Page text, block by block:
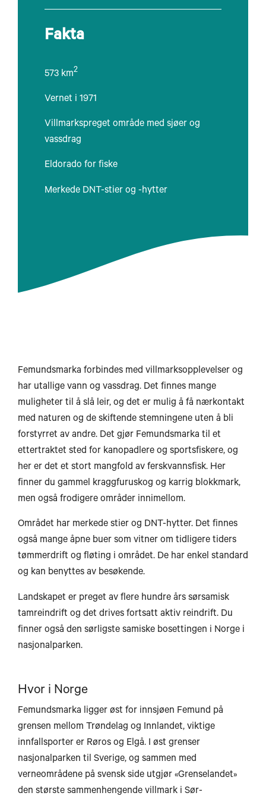
Fakta
573 km2
Vernet i 1971
Villmarkspreget område med sjøer og
vassdrag
Eldorado for fiske
Merkede DNT-stier og -hytter
Femundsmarka forbindes med villmarksopplevelser og
har utallige vann og vassdrag. Det finnes mange
muligheter til å slå leir, og det er mulig å få nærkontakt
med naturen og de skiftende stemningene uten å bli
forstyrret av andre. Det gjør Femundsmarka til et
ettertraktet sted for kanopadlere og sportsfiskere, og
her er det et stort mangfold av ferskvannsfisk. Her
finner du gammel kraggfuruskog og karrig blokkmark,
men også frodigere områder innimellom.
Området har merkede stier og DNT-hytter. Det finnes
også mange åpne buer som vitner om tidligere tiders
tømmerdrift og fløting i området. De har enkel standard
og kan benyttes av besøkende.
Landskapet er preget av flere hundre års sørsamisk
tamreindrift og det drives fortsatt aktiv reindrift. Du
finner også den sørligste samiske bosettingen i Norge i
nasjonalparken.
Hvor i Norge
Femundsmarka ligger øst for innsjøen Femund på
grensen mellom Trøndelag og Innlandet, viktige
innfallsporter er Røros og Elgå. I øst grenser
nasjonalparken til Sverige, og sammen med
verneområdene på svensk side utgjør «Grenselandet»
den største sammenhengende villmark i Sør-
Bodø
Brønnøysund
Svolvær